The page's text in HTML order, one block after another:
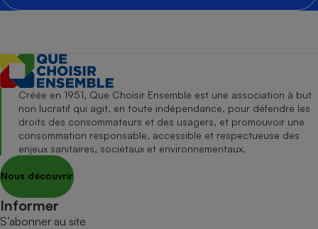
Créée en 1951, Que Choisir Ensemble est une association à but
non lucratif qui agit, en toute indépendance, pour défendre les
droits des consommateurs et des usagers, et promouvoir une
consommation responsable, accessible et respectueuse des
enjeux sanitaires, sociétaux et environnementaux.
Nous découvrir
Informer
S’abonner au site